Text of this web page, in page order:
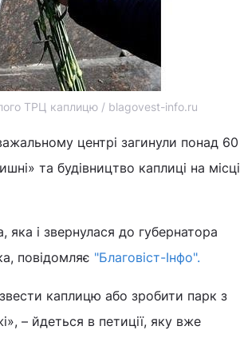
ТРЦ каплицю / blagovest-info.ru
центрі загинули понад 60
та будівництво каплиці на місці
і звернулася до губернатора
повідомляє "Благовіст-Інфо".
каплицю або зробити парк з
– йдеться в петиції, яку вже